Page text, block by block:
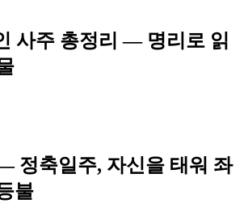
사주 총정리 — 명리로 읽
정축일주, 자신을 태워 좌
불